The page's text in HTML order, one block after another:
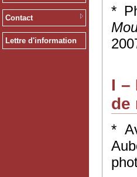
Contact
Lettre d'information
*
I –
de
*